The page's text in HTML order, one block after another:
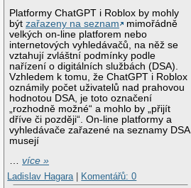
Platformy ChatGPT i Roblox by mohly
býtzařazeny na seznam
mimořádně
velkých on-line platforem nebo
internetových vyhledávačů, na něž se
vztahují zvláštní podmínky podle
nařízení o digitálních službách (DSA).
Vzhledem k tomu, že ChatGPT i Roblox
oznámily počet uživatelů nad prahovou
hodnotou DSA, je toto označení
„rozhodně možné“ a mohlo by „přijít
dříve či později“. On-line platformy a
vyhledávače zařazené na seznamy DSA
musejí
…více »
Ladislav Hagara
Komentářů: 0